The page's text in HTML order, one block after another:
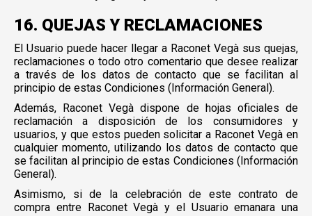
16. QUEJAS Y RECLAMACIONES
El Usuario puede hacer llegar a Raconet Vegà sus quejas,
reclamaciones o todo otro comentario que desee realizar
a través de los datos de contacto que se facilitan al
principio de estas Condiciones (Información General).
Además, Raconet Vegà dispone de hojas oficiales de
reclamación a disposición de los consumidores y
usuarios, y que estos pueden solicitar a Raconet Vegà en
cualquier momento, utilizando los datos de contacto que
se facilitan al principio de estas Condiciones (Información
General).
Asimismo, si de la celebración de este contrato de
compra entre Raconet Vegà y el Usuario emanara una